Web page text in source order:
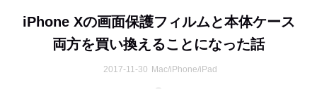
iPhone Xの画面保護フィルムと本体ケース
両方を買い換えることになった話
2017-11-30 Mac/iPhone/iPad